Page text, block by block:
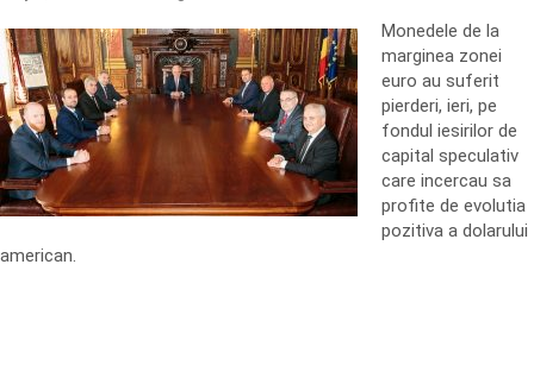
Monedele de la
marginea zonei
euro au suferit
pierderi, ieri, pe
fondul iesirilor de
capital speculativ
care incercau sa
profite de evolutia
pozitiva a dolarului
american.